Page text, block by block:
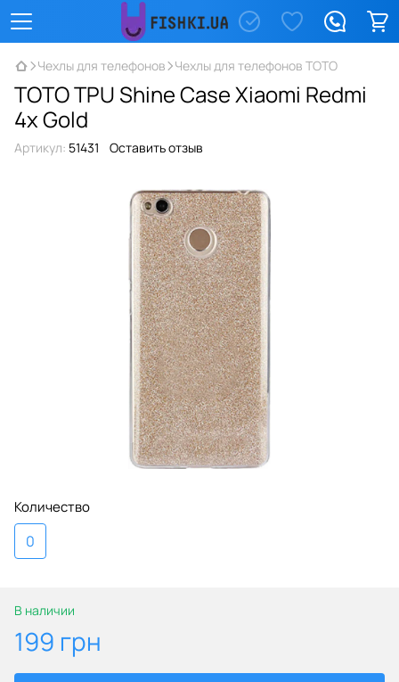
Чехлы для телефонов Чехлы для телефонов TOTO
TOTO TPU Shine Case Xiaomi Redmi
4x Gold
Артикул: 51431 Оставить отзыв
Количество
0
В наличии
199 грн